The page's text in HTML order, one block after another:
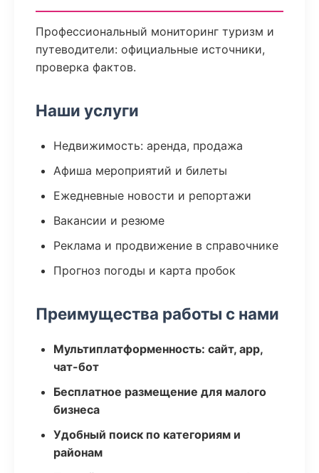
Профессиональный мониторинг туризм и
путеводители: официальные источники,
проверка фактов.
Наши услуги
Недвижимость: аренда, продажа
Афиша мероприятий и билеты
Ежедневные новости и репортажи
Вакансии и резюме
Реклама и продвижение в справочнике
Прогноз погоды и карта пробок
Преимущества работы с нами
Мультиплатформенность: сайт, app,
чат-бот
Бесплатное размещение для малого
бизнеса
Удобный поиск по категориям и
районам